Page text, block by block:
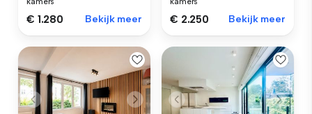
€ 1.280 Bekijk meer € 2.250 Bekijk meer